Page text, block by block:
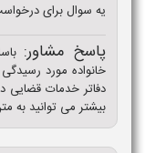
یه سوال برای
پاسخ مشاور:
خانواده مورد
دفاتر خدمات قضایی
بیشتر می توانید به